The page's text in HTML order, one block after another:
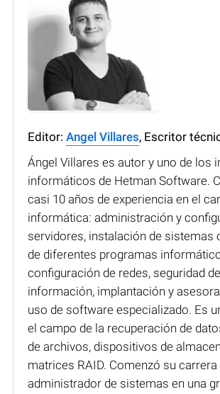
Editor: Angel Villares, Escritor
Ángel Villares es autor y uno de los
informáticos de Hetman Software.
casi 10 años de experiencia en el
informática: administración y
servidores, instalación de sistemas
de diferentes programas
configuración de redes, seguridad
información, implantación y
uso de software especializado. Es
el campo de la recuperación de
de archivos, dispositivos de
matrices RAID. Comenzó su
administrador de sistemas en una